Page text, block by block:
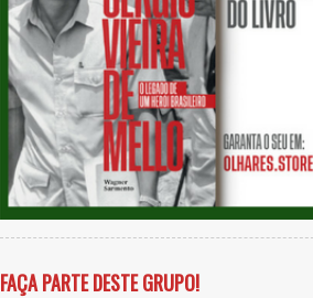
FAÇA PARTE DESTE GRUPO!